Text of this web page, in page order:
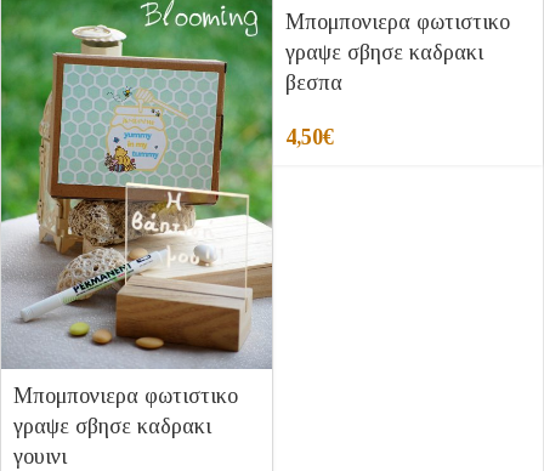
Μπομπονιερα φωτιστικο
γραψε σβησε καδρακι
γουινι
Μπομπονιερα φωτιστικο
γραψε σβησε καδρακι
βεσπα
4,50€